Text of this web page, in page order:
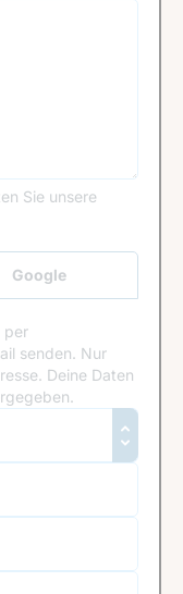
Sie unsere
Google
Anmeldung
per
senden. Nur
Deine Daten